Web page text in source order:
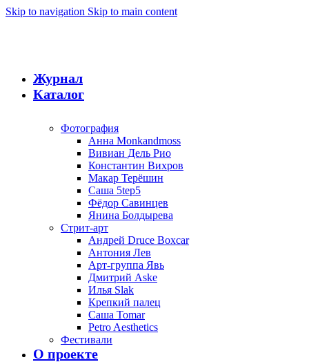
Skip to navigation Skip to main content
Журнал
Каталог
Фотография
Анна Monkandmoss
Вивиан Дель Рио
Константин Вихров
Макар Терёшин
Саша 5tep5
Фёдор Савинцев
Янина Болдырева
Стрит-арт
Андрей Druce Boxcar
Антония Лев
Арт-группа Явь
Дмитрий Aske
Илья Slak
Крепкий палец
Саша Tomar
Petro Aesthetics
Фестивали
О проекте